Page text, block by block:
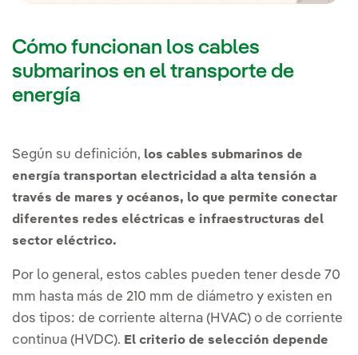
Cómo funcionan los cables
submarinos en el transporte de
energía
Según su definición, los cables submarinos de
energía transportan electricidad a alta tensión a
través de mares y océanos, lo que permite conectar
diferentes redes eléctricas e infraestructuras del
sector eléctrico.
Por lo general, estos cables pueden tener desde 70
mm hasta más de 210 mm de diámetro y existen en
dos tipos: de corriente alterna (HVAC) o de corriente
continua (HVDC). El criterio de selección depende